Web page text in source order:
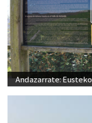
Andazarrate: